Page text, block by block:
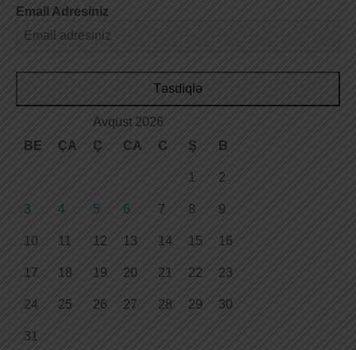
Email Adresiniz
Təsdiqlə
Avqust 2026
BE
ÇA Ç CA C Ş B
1 2
3 4 5 6 7 8 9
10 11 12 13 14 15 16
17 18 19 20 21 22 23
24 25 26 27 28 29 30
31